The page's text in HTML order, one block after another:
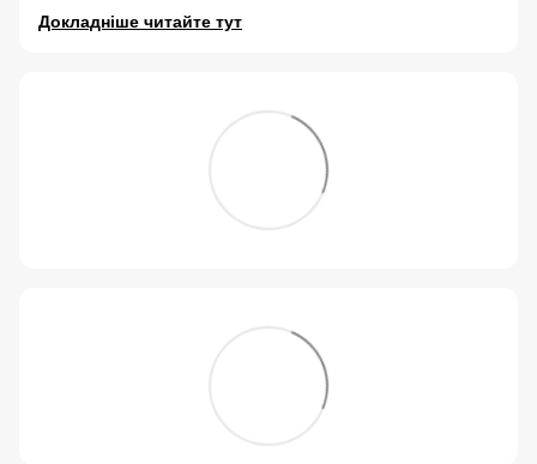
Докладніше читайте тут